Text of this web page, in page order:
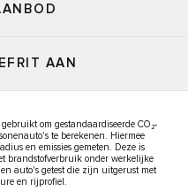
AAN
om gestandaardiseerde CO₂-
te berekenen. Hiermee
en emissies gemeten. Deze is
brandstofverbruik onder werkelijke
auto's getest die zijn uitgerust met
en rijprofiel.